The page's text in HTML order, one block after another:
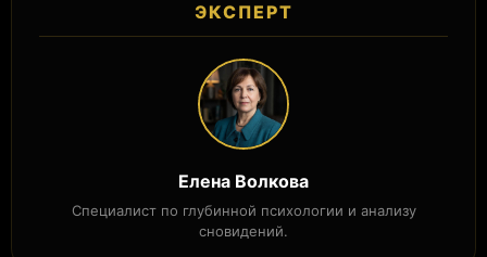
ЭКСПЕРТ
Елена Волкова
Специалист по глубинной психологии и анализу
сновидений.